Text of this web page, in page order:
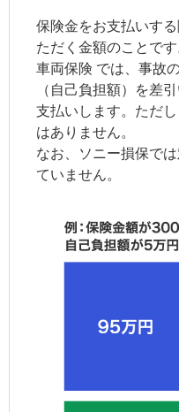
保険金をお支払いす
ただく金額のことです
車両保険 では、事故
（自己負担額）を差
支払いします。ただ
はありません。
なお、ソニー損保で
ていません。